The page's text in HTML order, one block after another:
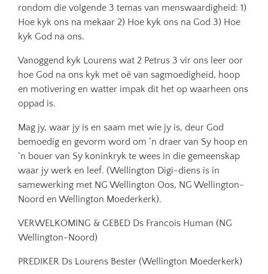
rondom die volgende 3 temas van menswaardigheid: 1)
Hoe kyk ons na mekaar 2) Hoe kyk ons na God 3) Hoe
kyk God na ons.
Vanoggend kyk Lourens wat 2 Petrus 3 vir ons leer oor
hoe God na ons kyk met oë van sagmoedigheid, hoop
en motivering en watter impak dit het op waarheen ons
oppad is.
Mag jy, waar jy is en saam met wie jy is, deur God
bemoedig en gevorm word om ‘n draer van Sy hoop en
‘n bouer van Sy koninkryk te wees in die gemeenskap
waar jy werk en leef. (Wellington Digi-diens is in
samewerking met NG Wellington Oos, NG Wellington-
Noord en Wellington Moederkerk).
VERWELKOMING & GEBED Ds Francois Human (NG
Wellington-Noord)
PREDIKER Ds Lourens Bester (Wellington Moederkerk)